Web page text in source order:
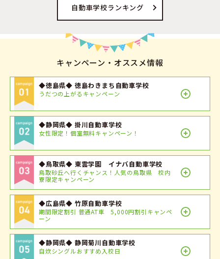
自動車学校ランキング
キャンペーン・オススメ情報
◆徳島県◆ 徳島わきまち自動車学校
うだつの上がるキャンペーン
◆静岡県◆ 掛川自動車学校
女性限定！個室無料キャンペーン！
◆鳥取県◆ 東雲学園 イナバ自動車学校
鳥取砂丘へ行くチャンス！人気の鳥取県 校内
寮限定キャンペーン
◆広島県◆ 竹原自動車学校
期間限定割引 普通AT車 5,000円割引キャンペ
ーン
◆静岡県◆ 静岡菊川自動車学校
自炊シングルおすすめ入校日